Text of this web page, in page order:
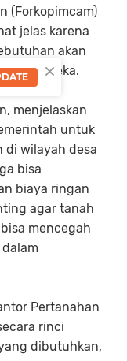
(Forkopimcam)
jelas karena
akan
mereka.
menjelaskan
untuk
di wilayah desa
bisa
biaya ringan
agar tanah
mencegah
Pertanahan
rinci
dibutuhkan,
×